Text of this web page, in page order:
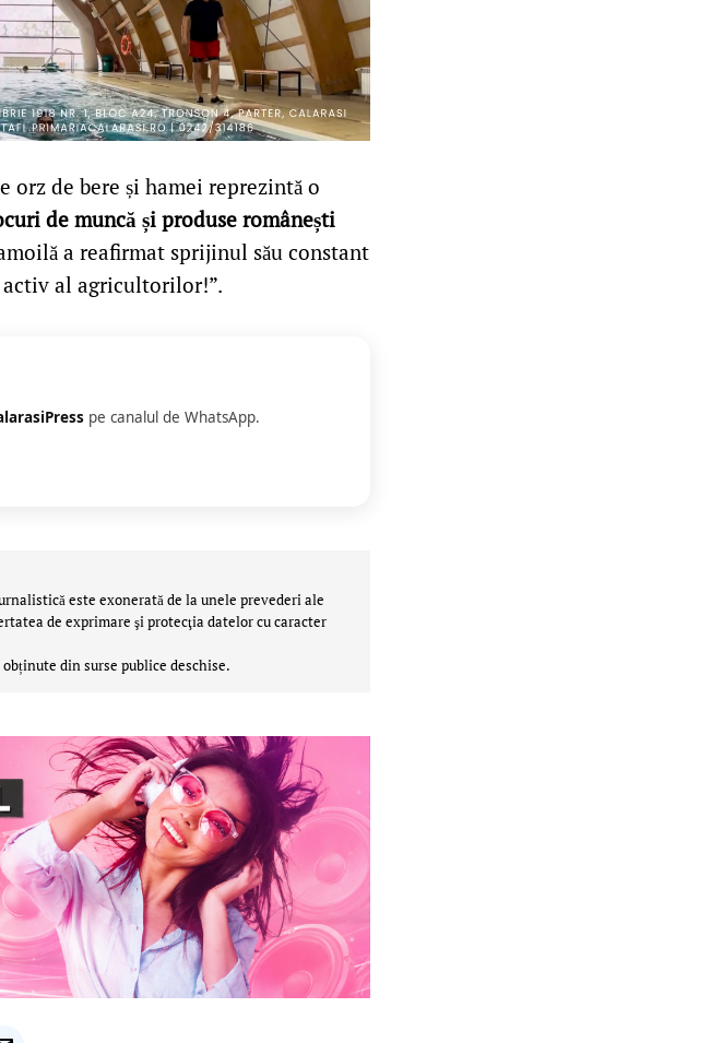
de bere și hamei reprezintă o
de muncă și produse românești
a reafirmat sprijinul său constant
al agricultorilor!”.
pe canalul de WhatsApp.
este exonerată de la unele prevederi ale
de exprimare şi protecţia datelor cu caracter
din surse publice deschise.